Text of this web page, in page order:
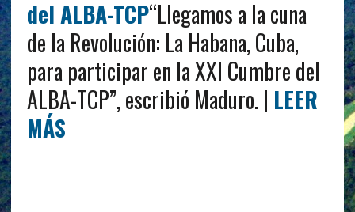
del ALBA-TCP“Llegamos a la cuna
de la Revolución: La Habana, Cuba,
para participar en la XXI Cumbre del
ALBA-TCP”, escribió Maduro. | LEER
MÁS